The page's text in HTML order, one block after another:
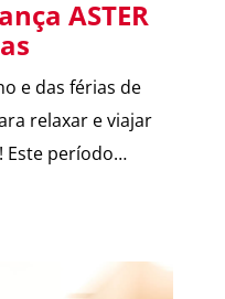
ASTER
e das férias de
relaxar e viajar
Este período
de
longo de 2024.